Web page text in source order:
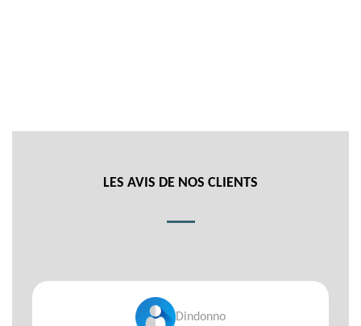
LES AVIS DE NOS CLIENTS
Dindonno